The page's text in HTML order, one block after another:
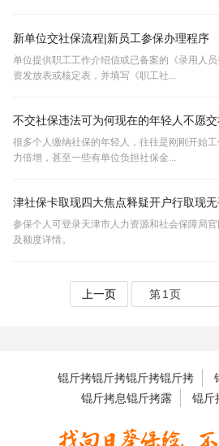
新单位交社保流程|新员工参保办理程序
单位提供职工工作介绍信或已备案的《录用人
资发放表或核定表，并填写《职工社...
不交社保违法可为何现在的年轻人不愿交
很多个人缴纳社保的年轻人，往往是刚刚开始
力倍增，甚至一些有单位负担社保金...
津社保卡取现四大焦点释疑开户行取现无
参保个人可登录天津市人力资源和社会保障局
及额度详情。
上一页
锟斤拷锟斤拷锟斤拷锟斤拷
锟斤拷息锟斤拷露
锟斤